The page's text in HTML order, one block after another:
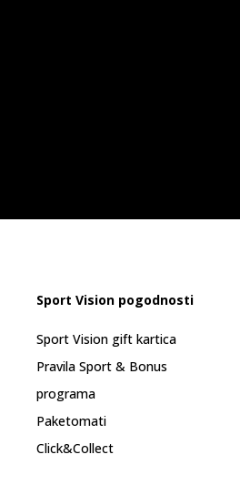
Sport Vision pogodnosti
Sport Vision gift kartica
Pravila Sport & Bonus
programa
Paketomati
Click&Collect